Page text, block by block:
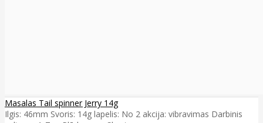
Masalas Tail spinner Jerry 14g
Ilgis: 46mm Svoris: 14g lapelis: No 2 akcija: vibravimas Darbinis